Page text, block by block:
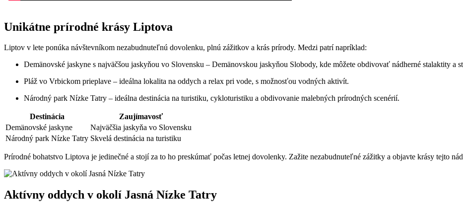
Unikátne prírodné krásy Liptova
Liptov v lete ponúka návštevníkom nezabudnuteľnú dovolenku, plnú zážitkov a krás prírody. Medzi patrí napríklad:
Demänovské jaskyne s najväčšou jaskyňou vo Slovensku – Demänovskou jaskyňou Slobody, kde môžete obdivovať nádherné stalaktity a
Pláž vo Vrbickom prieplave – ideálna lokalita na oddych a relax pri vode, s možnosťou vodných aktivít.
Národný park Nízke Tatry – ideálna destinácia na turistiku, cykloturistiku a obdivovanie malebných prírodných scenérií.
Destinácia
Zaujímavosť
Demänovské jaskyne
Najväčšia jaskyňa vo Slovensku
Národný park Nízke Tatry Skvelá destinácia na turistiku
Prírodné bohatstvo Liptova je jedinečné a stojí za to ho preskúmať počas letnej dovolenky. Zažite nezabudnuteľné zážitky a objavte krásy tejto
Aktívny oddych v okolí Jasná Nízke Tatry